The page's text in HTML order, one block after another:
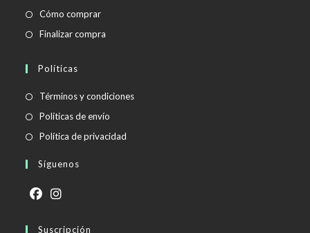
Cómo comprar
Finalizar compra
Políticas
Términos y condicionesSe
Políticas de envío
abre
Política de privacidad
Síguenos
abre abre
Suscripción